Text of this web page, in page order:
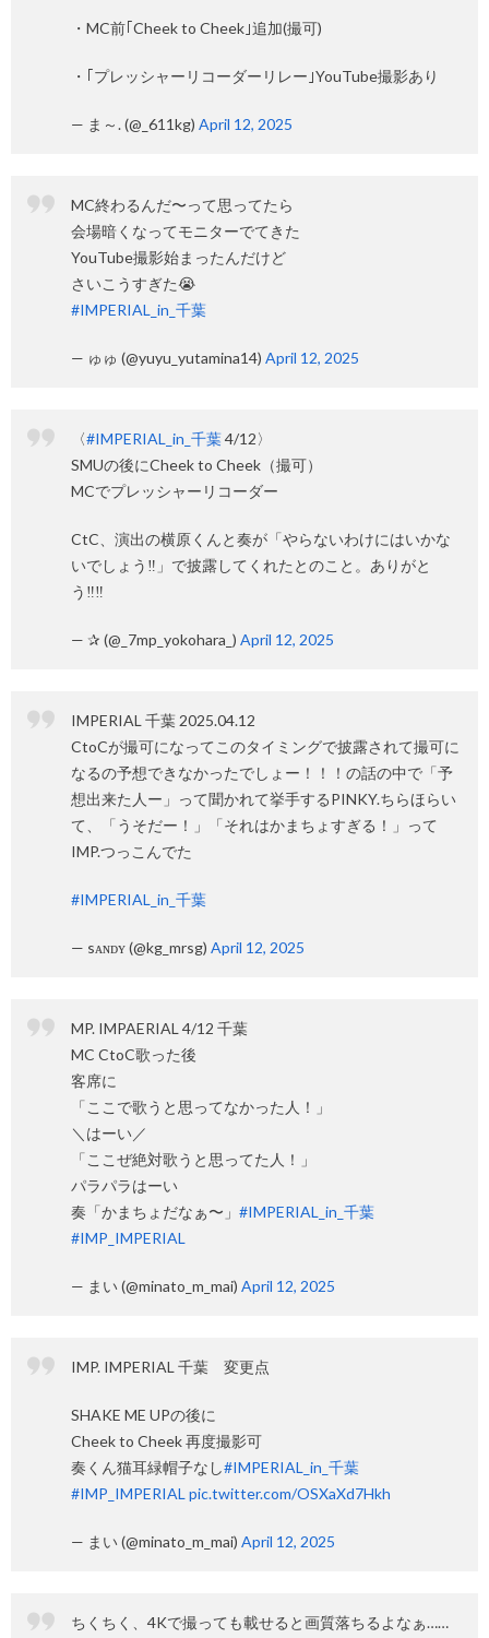
・MC前｢Cheek to Cheek｣追加(撮可)
・｢プレッシャーリコーダーリレー｣YouTube撮影あり
— ま～. (@_611kg) April 12, 2025
MC終わるんだ〜って思ってたら
会場暗くなってモニターでてきた
YouTube撮影始まったんだけど
さいこうすぎた😭
#IMPERIAL_in_千葉
— ゅゅ (@yuyu_yutamina14) April 12, 2025
〈#IMPERIAL_in_千葉4/12〉
SMUの後にCheek to Cheek（撮可）
MCでプレッシャーリコーダー
CtC、演出の横原くんと奏が「やらないわけにはいかな
いでしょう‼️」で披露してくれたとのこと。ありがと
う‼️‼️
— ✰ (@_7mp_yokohara_) April 12, 2025
IMPERIAL 千葉 2025.04.12
CtoCが撮可になってこのタイミングで披露されて撮可に
なるの予想できなかったでしょー！！！の話の中で「予
想出来た人ー」って聞かれて挙手するPINKY.ちらほらい
て、「うそだー！」「それはかまちょすぎる！」って
IMP.つっこんでた
#IMPERIAL_in_千葉
— sᴀɴᴅʏ (@kg_mrsg) April 12, 2025
MP. IMPAERIAL 4/12 千葉
MC CtoC歌った後
客席に
「ここで歌うと思ってなかった人！」
＼はーい／
「ここぜ絶対歌うと思ってた人！」
パラパラはーい
奏「かまちょだなぁ〜」 #IMPERIAL_in_千葉
#IMP_IMPERIAL
— まい (@minato_m_mai) April 12, 2025
IMP. IMPERIAL 千葉 変更点
SHAKE ME UPの後に
Cheek to Cheek 再度撮影可
奏くん猫耳緑帽子なし#IMPERIAL_in_千葉
#IMP_IMPERIAL pic.twitter.com/OSXaXd7Hkh
— まい (@minato_m_mai) April 12, 2025
ちくちく、4Kで撮っても載せると画質落ちるよなぁ……